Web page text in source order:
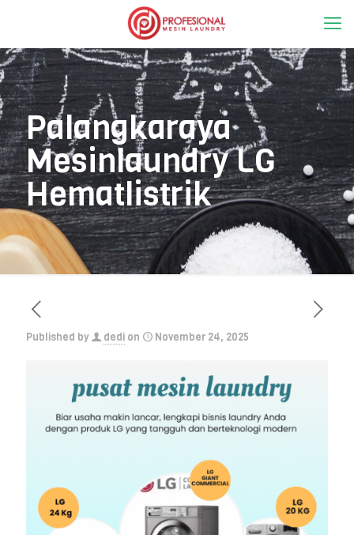
Palangkaraya
Mesinlaundry LG
Hematlistrik
Published by dedi on November 24, 2025